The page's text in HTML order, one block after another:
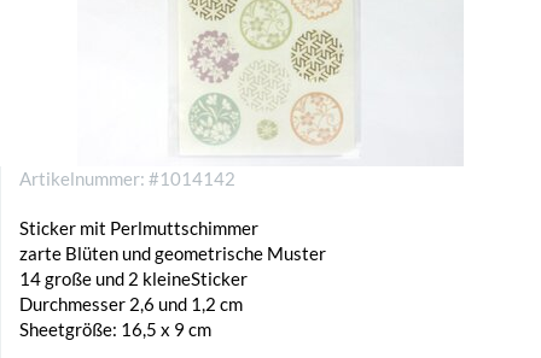
Artikelnummer: #1014142
Sticker mit Perlmuttschimmer
zarte Blüten und geometrische Muster
14 große und 2 kleineSticker
Durchmesser 2,6 und 1,2 cm
Sheetgröße: 16,5 x 9 cm